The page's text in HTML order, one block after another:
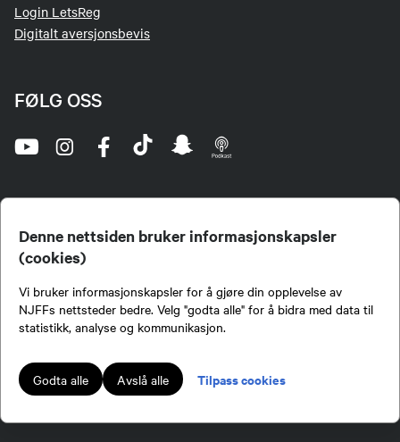
Denne nettsiden bruker informasjonskapsler
(cookies)
Vi bruker informasjonskapsler for å gjøre din opplevelse av
NJFFs nettsteder bedre. Velg "godta alle" for å bidra med data til
statistikk, analyse og kommunikasjon.
Godta alle Avslå alle Tilpass cookies
Login LetsReg
Digitalt aversjonsbevis
FØLG OSS
jegere og sportsfiskere og et av de viktigste miljøene for formidling av kunnskap om jakt og
fiske i Norge. Vi er en partipolitisk nøytral organisasjon, men har et sterkt jakt-, fiske-, og
naturpolitisk engasjement i mange saker.
Lokalforeninger tilsluttet Norges Jeger- og Fiskerforbund har ansvar for innhold de
publiserer på njff.no.